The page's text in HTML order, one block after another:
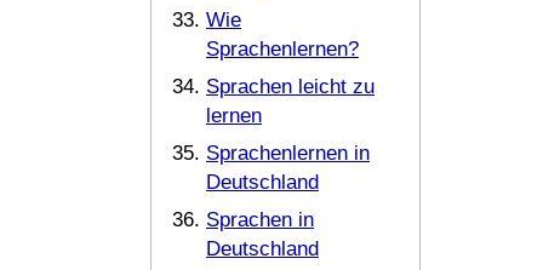
Wie
Sprachenlernen?
Sprachen leicht zu
lernen
Sprachenlernen in
Deutschland
Sprachen in
Deutschland